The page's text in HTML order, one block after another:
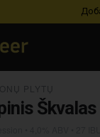
Škvalas